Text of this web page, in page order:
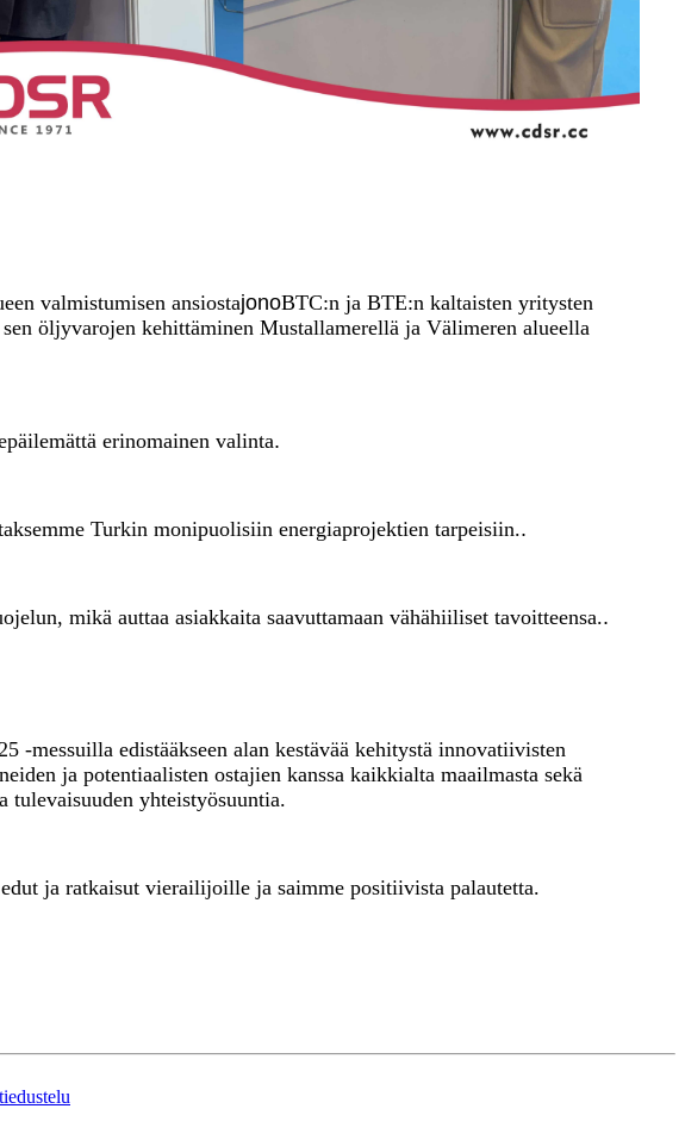
valmistumisen ansiostajonoBTC:n ja BTE:n kaltaisten yritysten
öljyvarojen kehittäminen Mustallamerellä ja Välimeren alueella
erinomainen valinta.
Turkin monipuolisiin energiaprojektien tarpeisiin..
mikä auttaa asiakkaita saavuttamaan vähähiiliset tavoitteensa..
-messuilla edistääkseen alan kestävää kehitystä innovatiivisten
ja potentiaalisten ostajien kanssa kaikkialta maailmasta sekä
tulevaisuuden yhteistyösuuntia.
ja ratkaisut vierailijoille ja saimme positiivista palautetta.
tiedustelu